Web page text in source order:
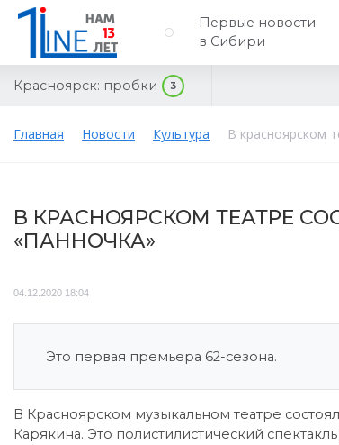
Первые новости
в Сибири
Красноярск: пробки 3
Главная Новости Культура В красноярском
В КРАСНОЯРСКОМ ТЕАТРЕ
«ПАННОЧКА»
04.12.2020 18:04
Это первая премьера 62-сезона.
В Красноярском музыкальном театре
Карякина. Это полистилистический